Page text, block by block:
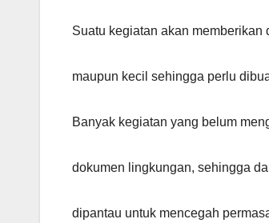
Suatu kegiatan akan
maupun kecil sehingga perlu
Banyak kegiatan yang belum
dokumen lingkungan, sehingga
dipantau untuk mencegah